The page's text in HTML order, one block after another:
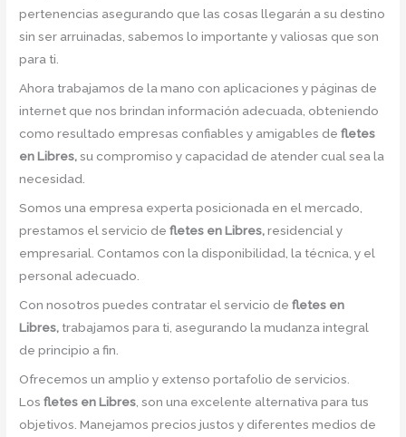
pertenencias asegurando que las cosas llegarán a su destino
sin ser arruinadas, sabemos lo importante y valiosas que son
para ti.
Ahora trabajamos de la mano con aplicaciones y páginas de
internet que nos brindan información adecuada, obteniendo
como resultado empresas confiables y amigables defletes
en Libres,su compromiso y capacidad de atender cual sea la
necesidad.
Somos una empresa experta posicionada en el mercado,
prestamos el servicio defletes en Libres,residencial y
empresarial. Contamos con la disponibilidad, la técnica, y el
personal adecuado.
Con nosotros puedes contratar el servicio defletes en
Libres, trabajamos para ti, asegurando la mudanza integral
de principio a fin.
Ofrecemos un amplio y extenso portafolio de servicios.
Losfletes en Libres , son una excelente alternativa para tus
objetivos. Manejamos precios justos y diferentes medios de